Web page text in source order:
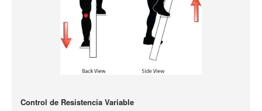
Control de Resistencia Variable